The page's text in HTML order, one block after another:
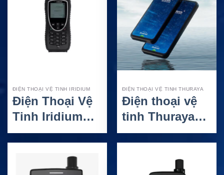
ĐIỆN THOẠI VỆ TINH IRIDIUM
Điện Thoại Vệ
Tinh Iridium
Extreme®
ĐIỆN THOẠI VỆ TINH THURAYA
Điện thoại vệ
tinh Thuraya
One –
tinh 5G cho